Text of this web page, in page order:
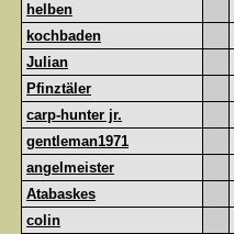
helben
kochbaden
Julian
Pfinztäler
carp-hunter jr.
gentleman1971
angelmeister
Atabaskes
colin